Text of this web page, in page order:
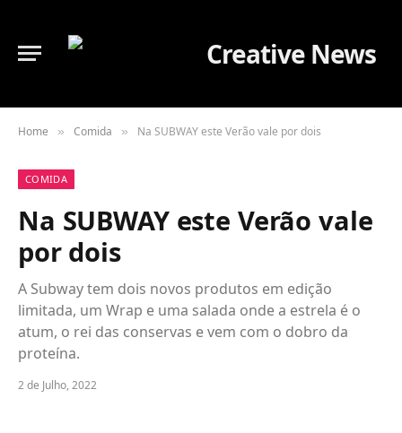
Home » Comida » Na SUBWAY este Verão vale por dois
COMIDA
Na SUBWAY este Verão vale
por dois
A Subway tem dois novos produtos em edição
limitada, um Wrap e uma salada onde a estrela é o
atum, o rei das conservas e vem com o dobro da
proteína.
2 de Julho, 2022